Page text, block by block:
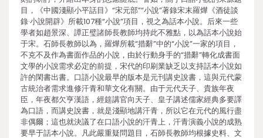
目，《中國淺顯小平話目》“宋元部”“小說”著錄宋末羅燁《酒徒談
錄·小說開辟》所載107種“小說”項目，視之為話本小說。后來一些
學者如趙景深、譚正璧諸師長教師均持此不雅點，以為話本小說始
于宋。石師長教師以為，羅燁所載“措辭”中的“小說”一家的項目，
不克不及作為書面作品的小說，由於行動身手的“措辭”轉化成書面
文學的小說需求必定的前提，宋代的印刷業缺乏以支持話本小說如
許的閑書出書。口語小說最早的版本是元刊講史說書，這與元代蒙
古統治者需求進修汗青和華文化有關。由于元代天子、貴族年夜
臣，年夜都欠亨漢語，經筵講官向天子、皇子講述儒家經典多要譯
為口語，而講史說書，就是淺顯地講汗青，所以它在元代的風行盡
非偶爾；這也就決議了在口語小說的汗青上，汗青演義小說的成熟
要早于話本小說。凡此嚴重疑問題目，石師長教師均根據史料、文